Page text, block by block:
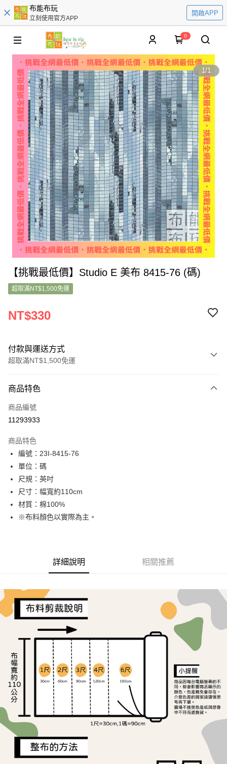
布能布玩
立刻使用官方APP
開啟APP
0
1/1
【挑戰最低價】Studio E 美布 8415-76 (碼)
超取滿NT$1,500免運
NT$330
付款與運送方式
超取滿NT$1,500免運
信用卡一次付款
超商取貨付款
Apple Pay
街口支付
Google Pay
AFTEE先享後付
相關說明
１．簡單：不需註冊會員、不需綁卡、不需儲值。
２．便利：只要手機號碼，簡訊認證，即可結帳。
【「AFTEE先享後付」結帳流程】
１．於結帳方式選擇「AFTEE先享後付」後，將跳轉至「AFTEE先享後付」
結帳頁面，進行簡訊認證並確認金額後，即可完成結帳。
３．收到繳費通知簡訊後14天內，點擊此簡訊中的連結，可透過四大超商／
ATM／網路銀行／等多元方式進行付款，方視為交易完成。
※ 請注意：結帳手續完成當下不需立刻繳費，但若您需要取消訂單，請聯絡
購買商品的店家。未經商家同意取消之訂單仍視為有效，需透過AFTEE先享
後付繳納相關費用。
※ 交易是否成功請以「AFTEE先享後付 」之結帳頁面顯示為準，若有關於
是否繳費成功／繳費後需取消欲退款等相關疑問，請聯繫「AFTEE先享後付
客戶支援中心」 https://netprotections.freshdesk.com/support/home
【注意事項】
１．透過由恩沛科技股份有限公司提供之「AFTEE先享後付」服務完成之交
易，需依本服務之必要範圍內提供個人資料，並將交易相關給付款項請求債
權轉讓予恩沛科技股份有限公司。
２．關於個人資料處理事宜，請瀏覽以下網址：
https://aftee.tw/terms/#terms3
每筆NT$65，滿NT$1,500(含以上)免運費
7-11取貨付款
每筆NT$65，滿NT$1,500(含以上)免運費
每筆NT$150，滿NT$1,500(含以上)免運費
離島宅配
每筆NT$240
商品特色
商品編號
11293933
商品特色
編號：23I-8415-76
單位：碼
尺規：英吋
尺寸：幅寬約110cm
材質：棉100%
※布料顏色以實際為主。
詳細說明 相關推薦